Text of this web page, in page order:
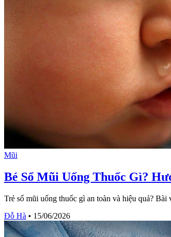
Mũi
Bé Sổ Mũi Uống Thuốc Gì?
Trẻ sổ mũi uống thuốc gì an toàn và hiệu quả?
Đỗ Hà • 15/06/2026